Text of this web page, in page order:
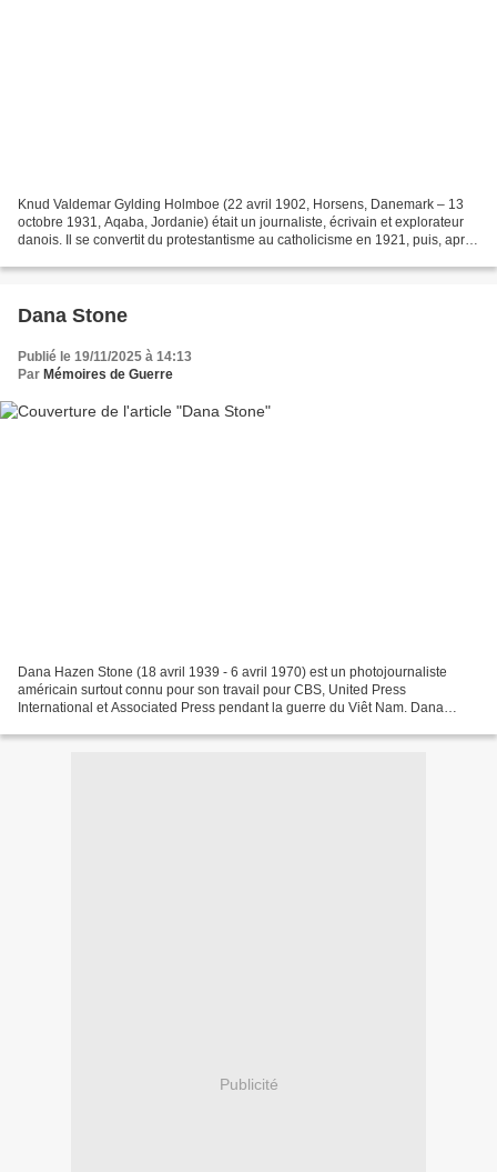
Knud Valdemar Gylding Holmboe (22 avril 1902, Horsens, Danemark – 13
octobre 1931, Aqaba, Jordanie) était un journaliste, écrivain et explorateur
danois. Il se convertit du protestantisme au catholicisme en 1921, puis, après
Dana Stone
Publié le 19/11/2025 à 14:13
Par Mémoires de Guerre
Dana Hazen Stone (18 avril 1939 - 6 avril 1970) est un photojournaliste
américain surtout connu pour son travail pour CBS, United Press
International et Associated Press pendant la guerre du Viêt Nam. Dana
Publicité